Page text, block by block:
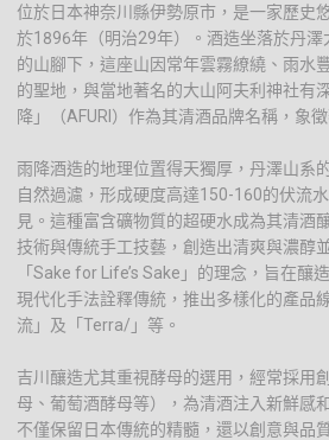
位於日本神奈川縣伊勢原市，是一家歷史
於1896年（明治29年）。酒造坐落於丹澤
的山腳下，這座山因常年雲霧繚繞、雨水
的聖地，與當地著名的大山阿夫利神社有
降」（AFURI）作為其清酒品牌名稱，象
雨降酒造的地理位置得天獨厚，丹澤山系
自然過濾，形成硬度高達150-160的伏流
見。這種富含礦物質的超硬水成為其清酒
技術與傳統手工技藝，創造出清爽與濃醇
「Sake for Life’s Sake」的理念，旨在釀
現代化手法詮釋傳統，推出多樣化的產品
流」及「Terra/」等。
吉川釀造尤其重視酵母的選用，經常採用
母、葡萄酒酵母等），為清酒注入新鮮感
不僅保留日本傳統的精髓，還以創意與品